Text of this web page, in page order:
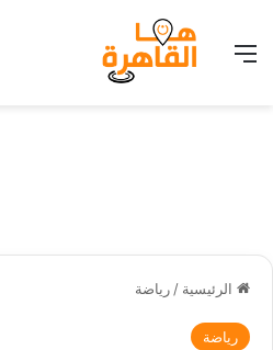
القائمة
الرئيسية / رياضة
رياضة